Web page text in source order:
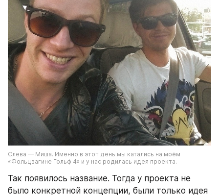
Слева — Миша. Именно в этот день мы катались на моём
«Фольцвагине Гольф 4» и у нас родилась идея проекта.
Так появилось название. Тогда у проекта не
было конкретной концепции, были только идея